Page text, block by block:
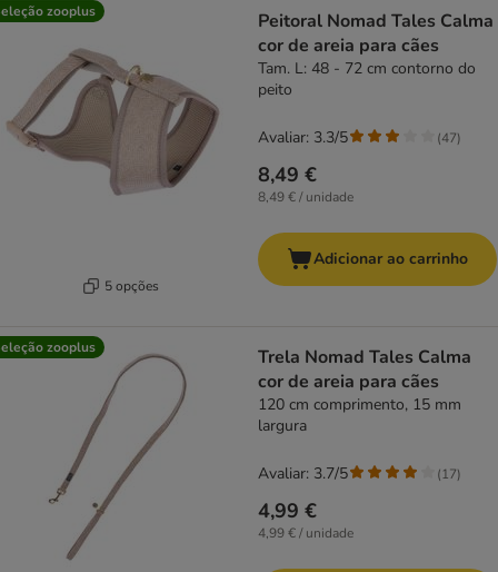
zooplus
5 opções
Peitoral Nomad Tales Calma
cor de areia para cães
Tam. L: 48 - 72 cm contorno do
peito
8,49 €
8,49 € / unidade
Avaliar: 3.3/5 (47)
Adicionar ao carrinho
zooplus
Trela Nomad Tales Calma
cor de areia para cães
120 cm comprimento, 15 mm
largura
4,99 €
4,99 € / unidade
Avaliar: 3.7/5 (17)